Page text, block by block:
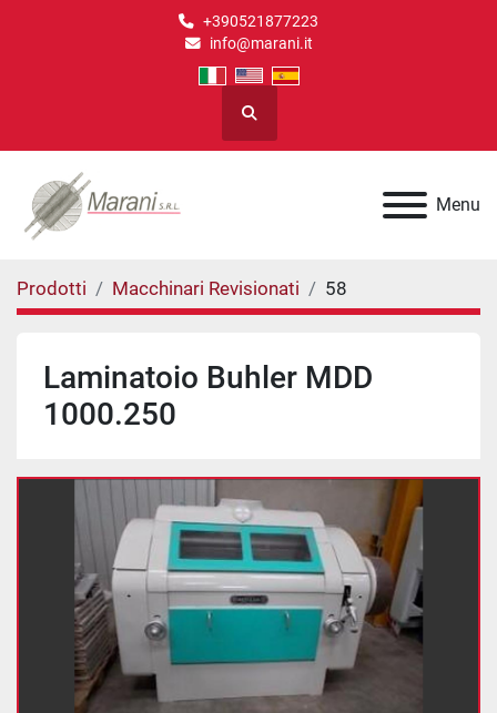
+390521877223
info@marani.it
Cerca
Menu
Prodotti Macchinari Revisionati 58
Laminatoio Buhler MDD
1000.250